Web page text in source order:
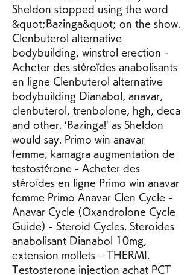
Sheldon stopped using the word
&quot;Bazinga&quot; on the show.
Clenbuterol alternative
bodybuilding, winstrol erection -
Acheter des stéroïdes anabolisants
en ligne Clenbuterol alternative
bodybuilding Dianabol, anavar,
clenbuterol, trenbolone, hgh, deca
and other. ‘Bazinga!’ as Sheldon
would say. Primo win anavar
femme, kamagra augmentation de
testostérone - Acheter des
stéroïdes en ligne Primo win anavar
femme Primo Anavar Clen Cycle -
Anavar Cycle (Oxandrolone Cycle
Guide) - Steroid Cycles. Steroides
anabolisant Dianabol 10mg,
extension mollets – THERMI.
Testosterone injection achat PCT